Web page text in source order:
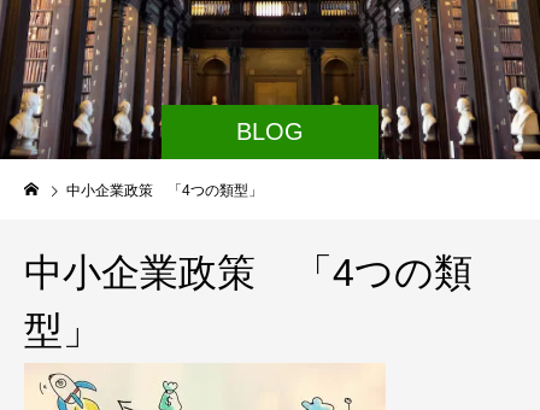
BLOG
中小企業政策 「4つの類型」
中小企業政策 「4つの類
型」